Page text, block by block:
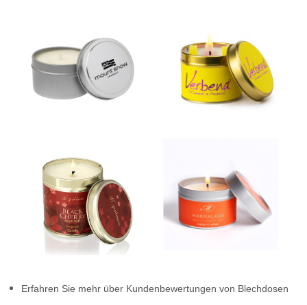
Erfahren Sie mehr über Kundenbewertungen von Blechdosen